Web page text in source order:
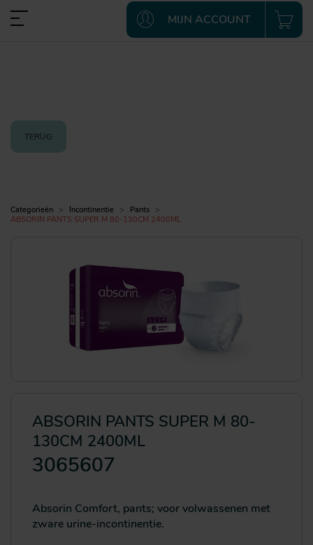
MIJN ACCOUNT
TERUG
Categorieën Incontinentie
Pants
ABSORIN PANTS SUPER M 80-130CM 2400ML
ABSORIN PANTS SUPER M 80-
130CM 2400ML
3065607
Absorin Comfort, pants; voor volwassenen met
zware urine-incontinentie.